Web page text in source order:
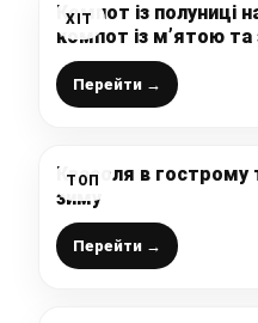
ХІТ
Компот із полуниці
компот із м’ятою та
Перейти →
ТОП
Квасоля в гострому
зиму
Перейти →